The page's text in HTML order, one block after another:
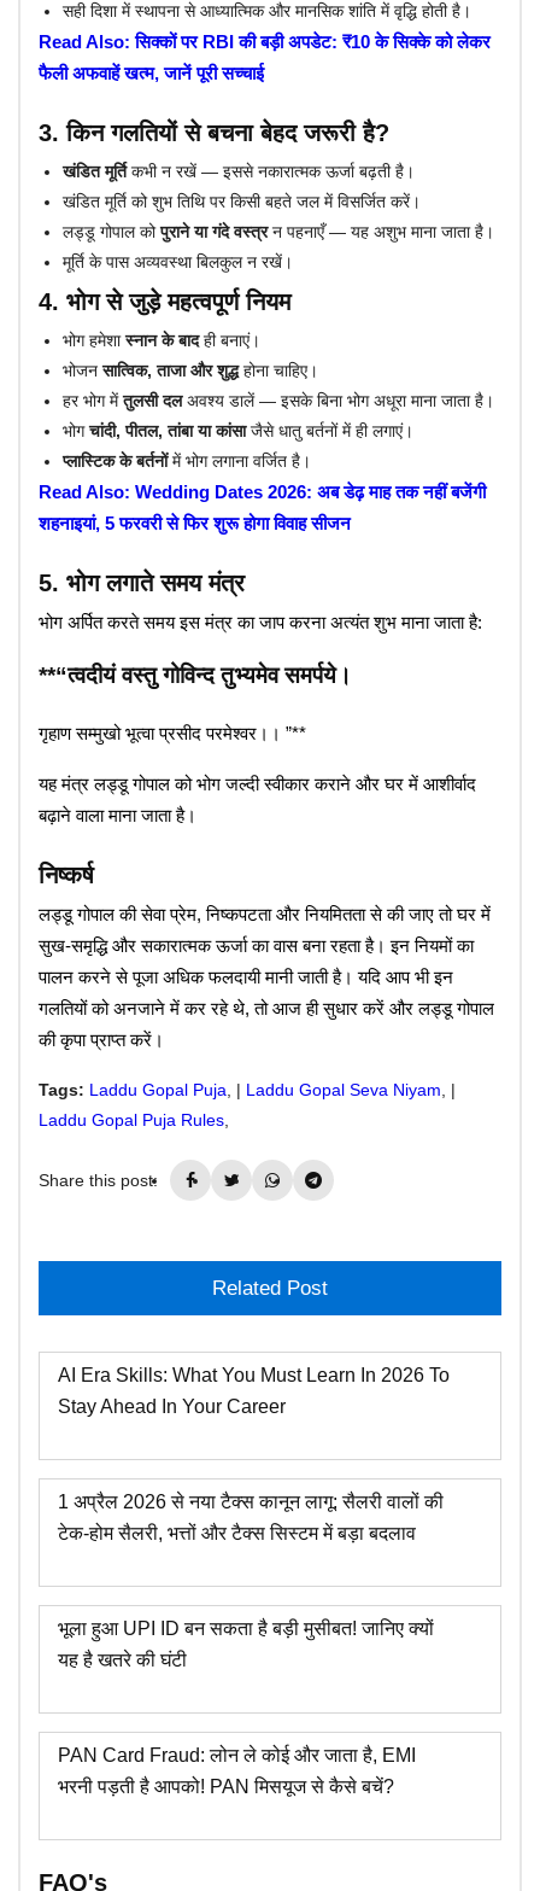
सही दिशा में स्थापना से आध्यात्मिक और मानसिक शांति में वृद्धि होती है।
Read Also: सिक्कों पर RBI की बड़ी अपडेट: ₹10 के सिक्के को लेकर
फैली अफवाहें खत्म, जानें पूरी सच्चाई
3. किन गलतियों से बचना बेहद जरूरी है?
खंडित मूर्तिकभी न रखें — इससे नकारात्मक ऊर्जा बढ़ती है।
खंडित मूर्ति को शुभ तिथि पर किसी बहते जल में विसर्जित करें।
लड्डू गोपाल कोपुराने या गंदे वस्त्रन पहनाएँ — यह अशुभ माना जाता है।
मूर्ति के पास अव्यवस्था बिलकुल न रखें।
4. भोग से जुड़े महत्वपूर्ण नियम
भोग हमेशास्नान के बादही बनाएं।
भोजनसात्विक, ताजा और शुद्धहोना चाहिए।
हर भोग मेंतुलसी दलअवश्य डालें — इसके बिना भोग अधूरा माना जाता है।
भोगचांदी, पीतल, तांबा या कांसाजैसे धातु बर्तनों में ही लगाएं।
प्लास्टिक के बर्तनोंमें भोग लगाना वर्जित है।
Read Also: Wedding Dates 2026: अब डेढ़ माह तक नहीं बजेंगी
शहनाइयां, 5 फरवरी से फिर शुरू होगा विवाह सीजन
5. भोग लगाते समय मंत्र
भोग अर्पित करते समय इस मंत्र का जाप करना अत्यंत शुभ माना जाता है:
**“त्वदीयं वस्तु गोविन्द तुभ्यमेव समर्पये।
गृहाण सम्मुखो भूत्वा प्रसीद परमेश्वर।। ”**
यह मंत्र लड्डू गोपाल को भोग जल्दी स्वीकार कराने और घर में आशीर्वाद
बढ़ाने वाला माना जाता है।
निष्कर्ष
लड्डू गोपाल की सेवा प्रेम, निष्कपटता और नियमितता से की जाए तो घर में
सुख-समृद्धि और सकारात्मक ऊर्जा का वास बना रहता है। इन नियमों का
पालन करने से पूजा अधिक फलदायी मानी जाती है। यदि आप भी इन
गलतियों को अनजाने में कर रहे थे, तो आज ही सुधार करें और लड्डू गोपाल
की कृपा प्राप्त करें।
Tags: Laddu Gopal Puja , | Laddu Gopal Seva Niyam , |
Laddu Gopal Puja Rules
Share this post:
Related Post
AI Era Skills: What You Must Learn In 2026 To
Stay Ahead In Your Career
1 अप्रैल 2026 से नया टैक्स कानून लागू: सैलरी वालों की
टेक-होम सैलरी, भत्तों और टैक्स सिस्टम में बड़ा बदलाव
भूला हुआ UPI ID बन सकता है बड़ी मुसीबत! जानिए क्यों
यह है खतरे की घंटी
PAN Card Fraud: लोन ले कोई और जाता है, EMI
भरनी पड़ती है आपको! PAN मिसयूज से कैसे बचें?
FAQ's